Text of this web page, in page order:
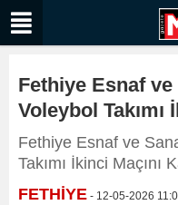
Fethiye Esnaf ve
Voleybol Takımı
Fethiye Esnaf ve
Takımı İkinci Maçını
FETHİYE - 12-05-2026